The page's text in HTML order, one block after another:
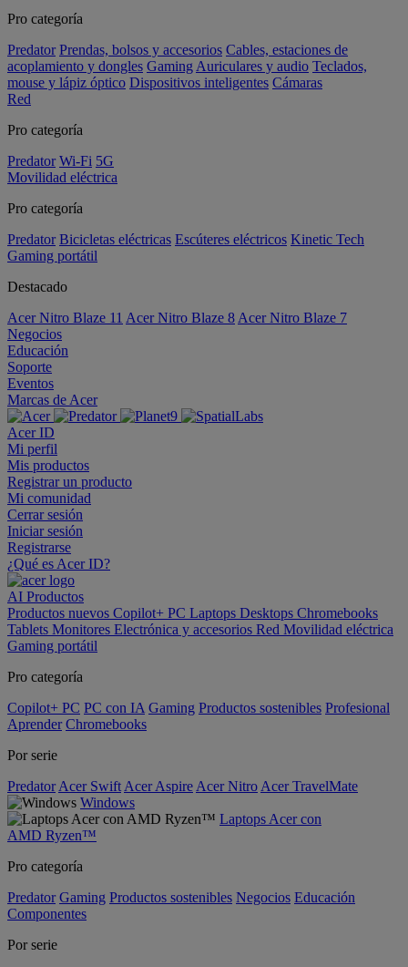
Pro categoría
Predator Prendas, bolsos y accesorios Cables, estaciones de
acoplamiento y dongles Gaming Auriculares y audio Teclados,
mouse y lápiz óptico Dispositivos inteligentes Cámaras
Red
Pro categoría
Predator Wi-Fi 5G
Movilidad eléctrica
Pro categoría
Predator Bicicletas eléctricas Escúteres eléctricos Kinetic Tech
Gaming portátil
Destacado
Acer Nitro Blaze 11 Acer Nitro Blaze 8 Acer Nitro Blaze 7
Negocios
Educación
Soporte
Eventos
Marcas de Acer
Acer ID
Mi perfil
Mis productos
Registrar un producto
Mi comunidad
Cerrar sesión
Iniciar sesión
Registrarse
¿Qué es Acer ID?
AI Productos
Productos nuevos Copilot+ PC Laptops Desktops Chromebooks
Tablets Monitores Electrónica y accesorios Red Movilidad eléctrica
Gaming portátil
Pro categoría
Copilot+ PC PC con IA Gaming Productos sostenibles Profesional
Aprender Chromebooks
Por serie
Predator Acer Swift Acer Aspire Acer Nitro Acer TravelMate
Windows
Laptops Acer con
AMD Ryzen™
Pro categoría
Predator Gaming Productos sostenibles Negocios Educación
Componentes
Por serie